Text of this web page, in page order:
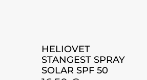
HELIOVET
STANGEST SPRAY
SOLAR SPF 50